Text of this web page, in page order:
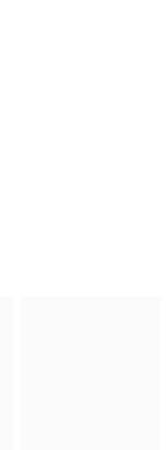
期，三兄弟发力挥
秘地點作招徠宣揚迷信